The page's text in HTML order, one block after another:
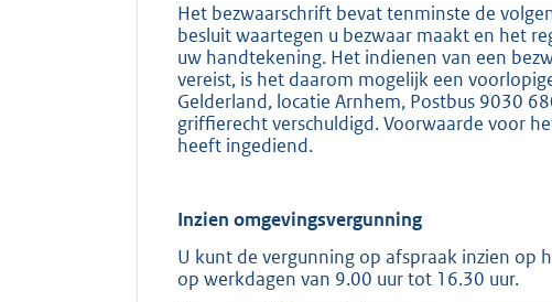
Het bezwaarschrift bevat tenminste de
besluit waartegen u bezwaar maakt en het
uw handtekening. Het indienen van een
vereist, is het daarom mogelijk een
Gelderland, locatie Arnhem, Postbus 9030
griffierecht verschuldigd. Voorwaarde voor
heeft ingediend.
Inzien omgevingsvergunning
U kunt de vergunning op afspraak inzien op
op werkdagen van 9.00 uur tot 16.30 uur.